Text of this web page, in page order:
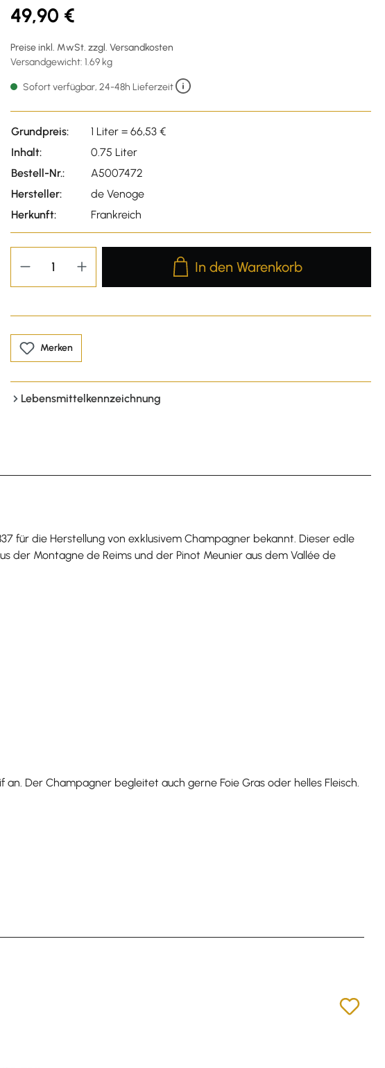
49,90 €
Preise inkl. MwSt. zzgl. Versandkosten
Versandgewicht: 1.69 kg
Sofort verfügbar, 24-48h Lieferzeit
Grundpreis:
1 Liter = 66,53 €
Inhalt:
0.75 Liter
Bestell-Nr.:
A5007472
Hersteller:
de Venoge
Herkunft:
Frankreich
Produkt Anzahl: Gib den
In den Warenkorb
Merken
Lebensmittelkennzeichnung
für die Herstellung von exklusivem Champagner bekannt. Dieser edle
der Montagne de Reims und der Pinot Meunier aus dem Vallée de
Der Champagner begleitet auch gerne Foie Gras oder helles Fleisch.